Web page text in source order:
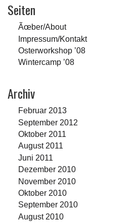
Seiten
Ãœber/About
Impressum/Kontakt
Osterworkshop ’08
Wintercamp ’08
Archiv
Februar 2013
September 2012
Oktober 2011
August 2011
Juni 2011
Dezember 2010
November 2010
Oktober 2010
September 2010
August 2010